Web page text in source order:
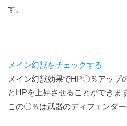
す。
メイン幻獣をチェックする
メイン幻獣効果でHP〇％アップ
とHPを上昇させることができます
この〇％は武器のディフェンダー